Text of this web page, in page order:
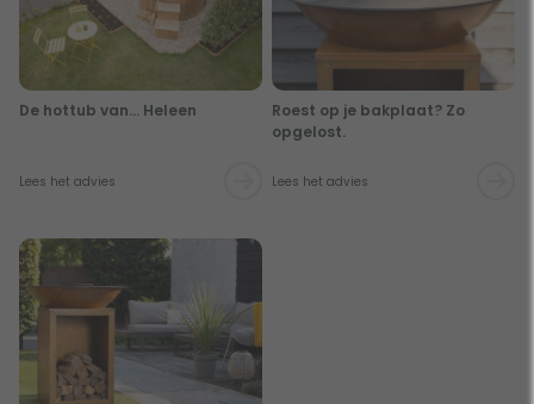
De hottub van… Heleen
Lees het advies
Roest op je bakplaat? Zo
opgelost.
Lees het advies